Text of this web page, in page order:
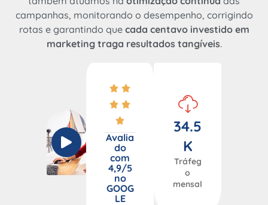
campanhas, monitorando o desempenho, corrigindo
rotas e garantindo que cada centavo investido em
marketing traga resultados tangíveis.
Avalia
do
com
4,9/5
no
GOOG
LE
34.5
K
Tráfeg
o
mensal